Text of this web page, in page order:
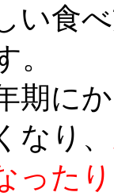
い食
。
期に
なり、
った